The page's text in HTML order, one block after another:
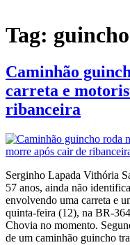
Tag: guincho
Caminhão
carreta e
ribanceira
Serginho Lapada Vithória
57 anos, ainda não
envolvendo uma carreta e
quinta-feira (12), na BR-
Chovia no momento.
de um caminhão guincho